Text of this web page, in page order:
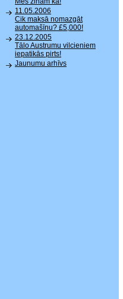
11.05.2006
Cik maksā nomazgāt
automašīnu? £5,000!
23.12.2005
Tālo Austrumu vilcieniem
iepatikās pirts!
Jaunumu arhīvs